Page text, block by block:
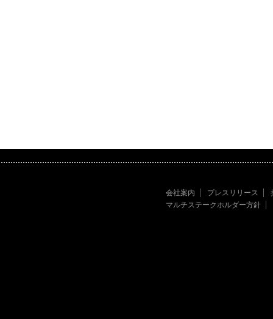
会社案内 プレスリリース
マルチステークホルダー方針